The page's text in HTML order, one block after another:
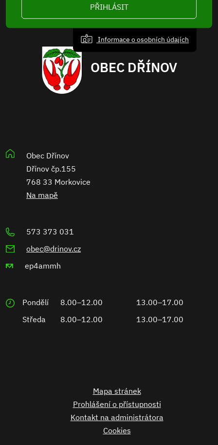
PŘIHLÁSIT
Informace o osobních údajích
OBEC DŘÍNOV
Obec Dřínov
Dřínov čp.155
768 33 Morkovice
Na mapě
573 373 031
obec@drinov.cz
ep4ammh
Pondělí 8.00–12.00
13.00–17.00
Středa
8.00–12.00 13.00–17.00
Mapa stránek
Prohlášení o přístupnosti
Kontakt na administrátora
Cookies